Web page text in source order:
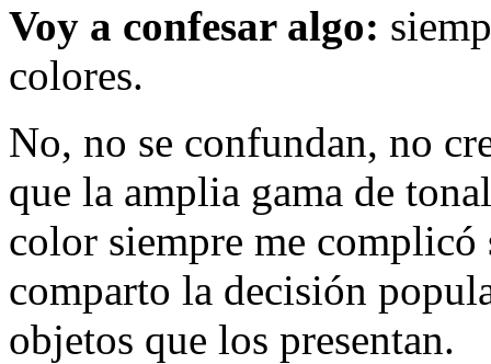
Voy a confesar algo:
colores.
No, no se confundan, no
que la amplia gama de
color siempre me complicó
comparto la decisión
objetos que los presentan.